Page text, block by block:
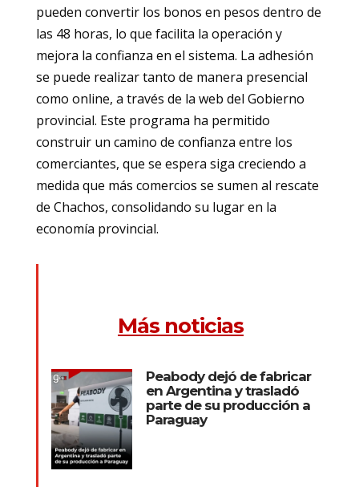
pueden convertir los bonos en pesos dentro de
las 48 horas, lo que facilita la operación y
mejora la confianza en el sistema. La adhesión
se puede realizar tanto de manera presencial
como online, a través de la web del Gobierno
provincial. Este programa ha permitido
construir un camino de confianza entre los
comerciantes, que se espera siga creciendo a
medida que más comercios se sumen al rescate
de Chachos, consolidando su lugar en la
economía provincial.
Más noticias
Peabody dejó de fabricar
en Argentina y trasladó
parte de su producción a
Paraguay